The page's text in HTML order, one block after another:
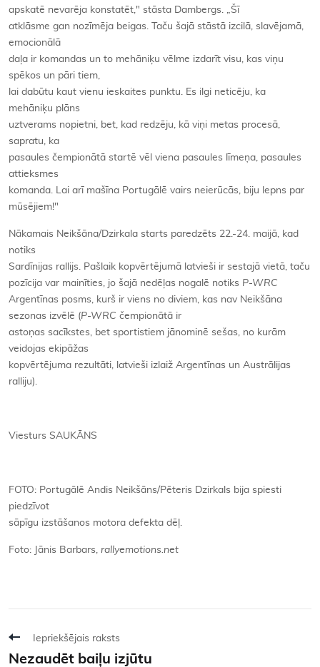
apskatē nevarēja konstatēt," stāsta Dambergs. „Šī
atklāsme gan nozīmēja beigas. Taču šajā stāstā izcilā, slavējamā,
emocionālā
daļa ir komandas un to mehāniķu vēlme izdarīt visu, kas viņu
spēkos un pāri tiem,
lai dabūtu kaut vienu ieskaites punktu. Es ilgi neticēju, ka
mehāniķu plāns
uztverams nopietni, bet, kad redzēju, kā viņi metas procesā,
sapratu, ka
pasaules čempionātā startē vēl viena pasaules līmeņa, pasaules
attieksmes
komanda. Lai arī mašīna Portugālē vairs neierūcās, biju lepns par
mūsējiem!"
Nākamais Neikšāna/Dzirkala starts paredzēts 22.-24. maijā, kad
notiks
Sardīnijas rallijs. Pašlaik kopvērtējumā latvieši ir sestajā vietā, taču
pozīcija var mainīties, jo šajā nedēļas nogalē notiks P-WRC
Argentīnas posms, kurš ir viens no diviem, kas nav Neikšāna
sezonas izvēlē (P-WRC čempionātā ir
astoņas sacīkstes, bet sportistiem jānominē sešas, no kurām
veidojas ekipāžas
kopvērtējuma rezultāti, latvieši izlaiž Argentīnas un Austrālijas
ralliju).
Viesturs SAUKĀNS
FOTO: Portugālē Andis Neikšāns/Pēteris Dzirkals bija spiesti
piedzīvot
sāpīgu izstāšanos motora defekta dēļ.
Foto: Jānis Barbars, rallyemotions.net
Iepriekšējais raksts
Nezaudēt baiļu izjūtu